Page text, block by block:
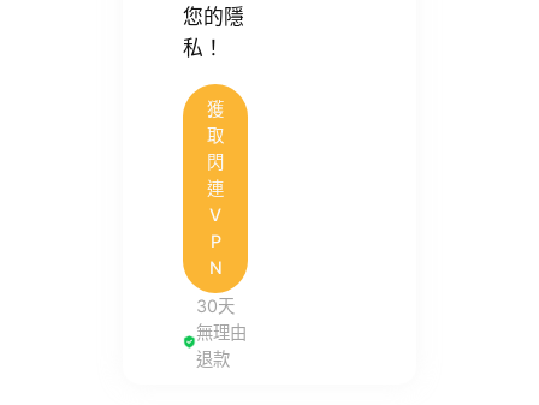
您的隱
私！
獲
取
閃
連
V
P
N
30天
無理由
退款